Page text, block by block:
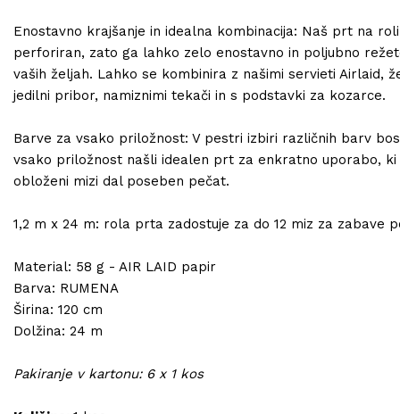
Enostavno krajšanje in idealna kombinacija: Naš prt na
perforiran, zato ga lahko zelo enostavno in poljubno
vaših željah. Lahko se kombinira z našimi servieti Airlaid,
jedilni pribor, namiznimi tekači in s podstavki za kozarce.
Barve za vsako priložnost: V pestri izbiri različnih barv
vsako priložnost našli idealen prt za enkratno uporabo, ki
obloženi mizi dal poseben pečat.
1,2 m x 24 m: rola prta zadostuje za do 12 miz za zabave
Material: 58 g - AIR LAID papir
Barva: RUMENA
Širina: 120 cm
Dolžina: 24 m
Pakiranje v kartonu: 6 x 1 kos